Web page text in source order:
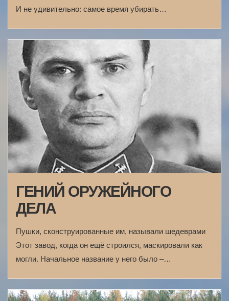
И не удивительно: самое время убирать…
ГЕНИЙ ОРУЖЕЙНОГО
ДЕЛА
Пушки, сконструированные им, называли шедеврами
Этот завод, когда он ещё строился, маскировали как
могли. Начальное название у него было –…